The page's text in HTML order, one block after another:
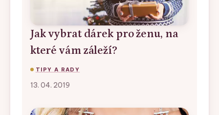
Jak vybrat dárek pro ženu, na
které vám záleží?
TIPY A RADY
13. 04. 2019